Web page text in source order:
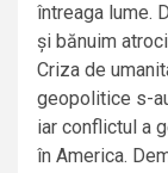
întreaga lume.
și bănuim
Criza de
geopolitice s-
iar conflictul a
în America.